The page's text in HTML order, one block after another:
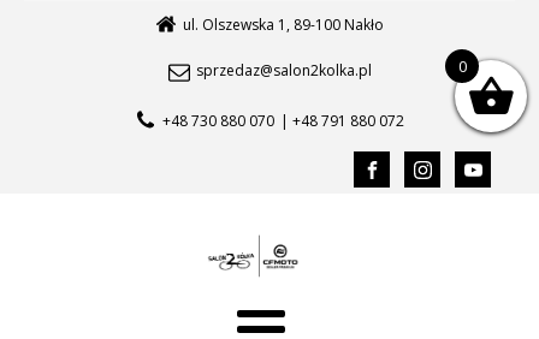
ul. Olszewska 1, 89-100 Nakło
sprzedaz@salon2kolka.pl
+48 730 880 070 | +48 791 880 072
0